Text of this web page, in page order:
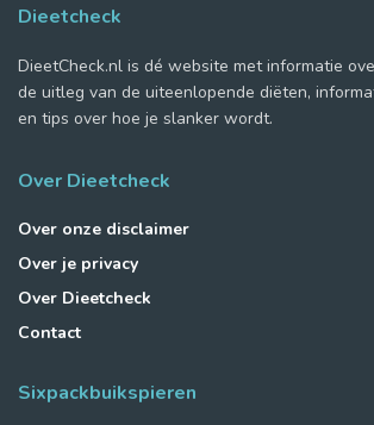
Dieetcheck
DieetCheck.nl is dé website met informatie
de uitleg van de uiteenlopende diëten,
en tips over hoe je slanker wordt.
Over Dieetcheck
Over onze disclaimer
Over je privacy
Over Dieetcheck
Contact
Sixpackbuikspieren